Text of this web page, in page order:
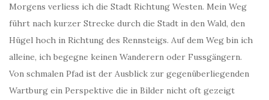
Morgens verliess ich die Stadt Richtung Westen. Mein Weg
führt nach kurzer Strecke durch die Stadt in den Wald, den
Hügel hoch in Richtung des Rennsteigs. Auf dem Weg bin ich
alleine, ich begegne keinen Wanderern oder Fussgängern.
Von schmalen Pfad ist der Ausblick zur gegenüberliegenden
Wartburg ein Perspektive die in Bilder nicht oft gezeigt